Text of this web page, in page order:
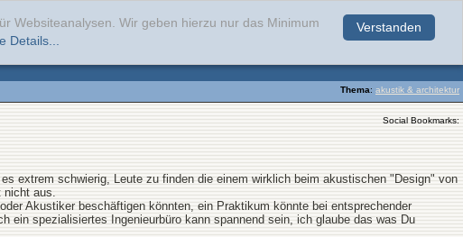
Verstanden
Websiteanalysen. Wir geben hierzu nur das Minimum
Details...
Thema: akustik & architektur
Social Bookmarks:
extrem schwierig, Leute zu finden die einem wirklich beim akustischen "Design" von
nicht aus.
Akustiker beschäftigen könnten, ein Praktikum könnte bei entsprechender
ein spezialisiertes Ingenieurbüro kann spannend sein, ich glaube das was Du